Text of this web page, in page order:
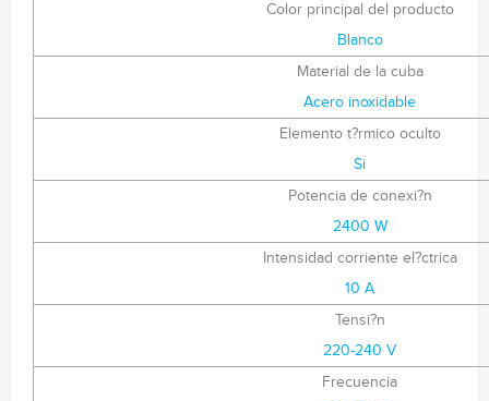
Color principal del producto
Blanco
Material de la cuba
Acero inoxidable
Elemento t?rmico oculto
Si
Potencia de conexi?n
2400 W
Intensidad corriente el?ctrica
10 A
Tensi?n
220-240 V
Frecuencia